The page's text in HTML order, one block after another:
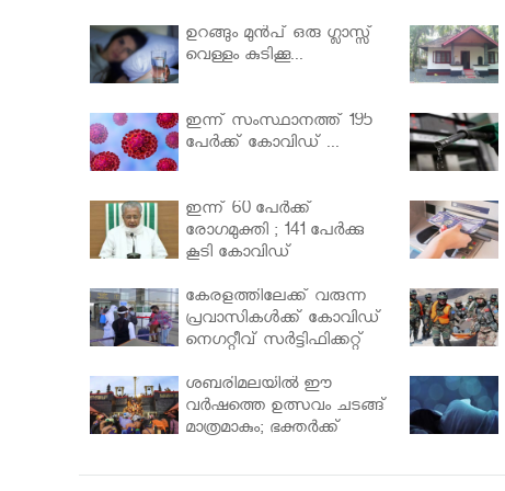
ഉറങ്ങും മുന്‍പ് ഒരു ഗ്ലാസ്സ്
വെള്ളം കുടിക്കൂ...
ഇന്ന് സംസ്ഥാനത്ത് 195
പേര്‍ക്ക് കോവിഡ് ...
ഇന്ന് 60 പേർക്ക്
രോഗമുക്തി ; 141 പേര്‍ക്കു
കൂടി കോവിഡ്
കേരളത്തിലേക്ക് വരുന്ന
പ്രവാസികള്‍ക്ക് കോവിഡ്
നെഗറ്റീവ് സര്‍ട്ടിഫിക്കറ്റ്
മന്ത്രിസഭ
ശബരിമലയില്‍ ഈ
വർഷത്തെ ഉത്സവം ചടങ്ങ്
മാത്രമാകും; ഭക്തർക്ക്